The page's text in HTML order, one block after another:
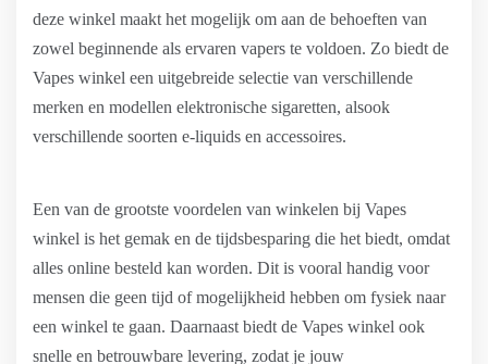
deze winkel maakt het mogelijk om aan de behoeften van
zowel beginnende als ervaren vapers te voldoen. Zo biedt de
Vapes winkel een uitgebreide selectie van verschillende
merken en modellen elektronische sigaretten, alsook
verschillende soorten e-liquids en accessoires.
Een van de grootste voordelen van winkelen bij Vapes
winkel is het gemak en de tijdsbesparing die het biedt, omdat
alles online besteld kan worden. Dit is vooral handig voor
mensen die geen tijd of mogelijkheid hebben om fysiek naar
een winkel te gaan. Daarnaast biedt de Vapes winkel ook
snelle en betrouwbare levering, zodat je jouw